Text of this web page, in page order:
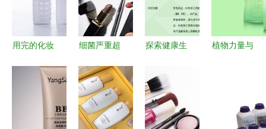
用完的化妆
扔，几步改
造就能在卫
生间配出新
细菌严重超
看哪些韩国
化妆品碰不
得
探索健康生
和保兴大药
房的化妆品
与卫生用品
植物力量与
布的植物护